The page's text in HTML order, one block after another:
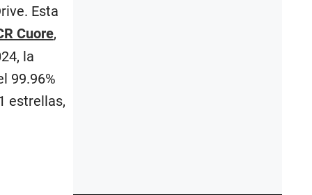
Esta
Cuore,
la
99.96%
estrellas,